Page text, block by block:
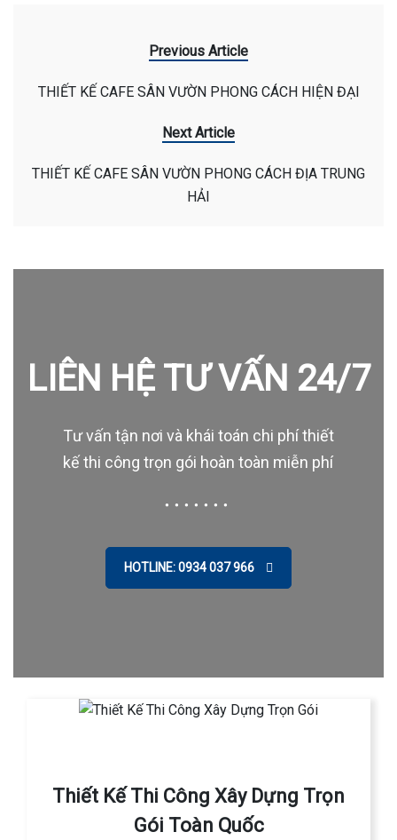
Previous Article
THIẾT KẾ CAFE SÂN VƯỜN PHONG CÁCH HIỆN ĐẠI
Next Article
THIẾT KẾ CAFE SÂN VƯỜN PHONG CÁCH ĐỊA TRUNG
HẢI
LIÊN HỆ TƯ VẤN 24/7
Tư vấn tận nơi và khái toán chi phí thiết
kế thi công trọn gói hoàn toàn miễn phí
HOTLINE: 0934 037 966
Thiết Kế Thi Công Xây Dựng Trọn
Gói Toàn Quốc